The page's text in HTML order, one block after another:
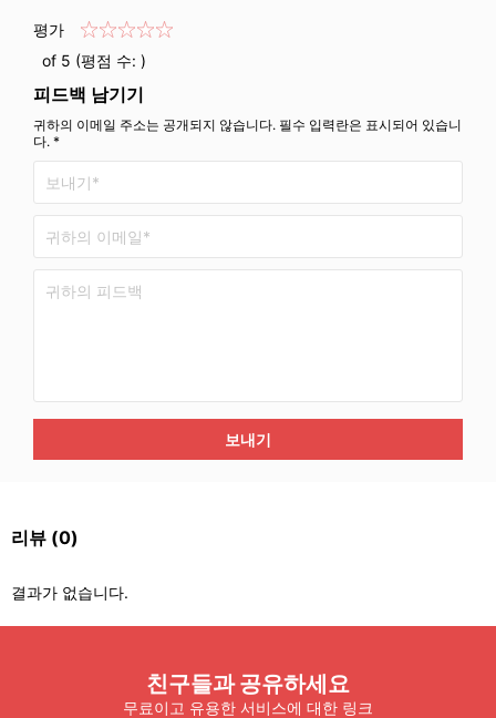
평가
of 5 (평점 수: )
피드백 남기기
귀하의 이메일 주소는 공개되지 않습니다. 필수 입력란은 표시되어 있습니
다. *
보내기
리뷰 (0)
결과가 없습니다.
친구들과 공유하세요
무료이고 유용한 서비스에 대한 링크